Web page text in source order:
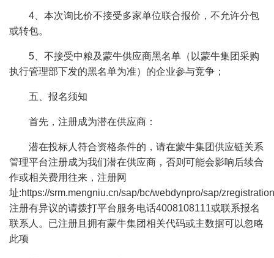
4、本次询比价不接受多家单位联合报价，不允许分包
或转包。
5、不接受中粮及蒙牛供应商黑名单（以蒙牛集团采购
执行管理部下发的黑名单为准）的企业参与竞争；
五、报名须知
首先，注册成为潜在供应商：
潜在投标人符合资格条件的，请在蒙牛集团供应链关系
管理平台注册成为我们潜在供应商，否则可能会影响后续合
作或相关费用往来，注册网
址:https://srm.mengniu.cn/sap/bc/webdynpro/sap/
注册有异议的请拨打平台服务电话4008108111或联系报名
联系人。已注册且拥有蒙牛集团相关代码或主数据可以忽略
此项